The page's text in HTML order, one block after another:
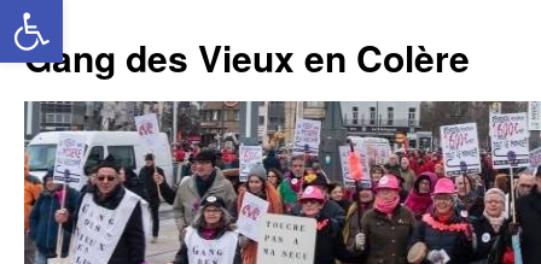
Aller
au
contenu
Gang des Vieux en Colère